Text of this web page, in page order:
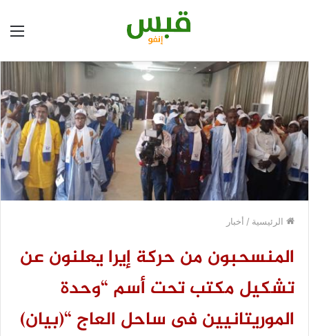
الرئيسية / أخبار
المنسحبون من حركة إيرا يعلنون عن
تشكيل مكتب تحت أسم “وحدة
الموريتانيين فى ساحل العاج “(بيان)